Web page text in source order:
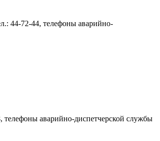
44-72-44, телефоны аварийно-
аварийно-диспетчерской службы